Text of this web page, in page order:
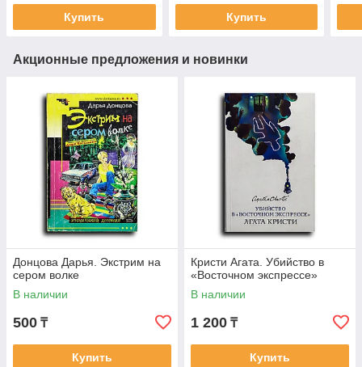
Купить Купить
Акционные предложения и новинки
Донцова Дарья. Экстрим на
сером волке
В наличии
500 ₸
Купить
Кристи Агата. Убийство в
«Восточном экспрессе»
В наличии
1 200 ₸
Купить